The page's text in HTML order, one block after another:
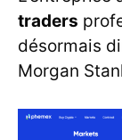
traders
désormais
Morgan